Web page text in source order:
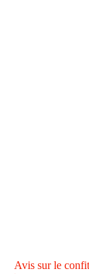
Avis sur le